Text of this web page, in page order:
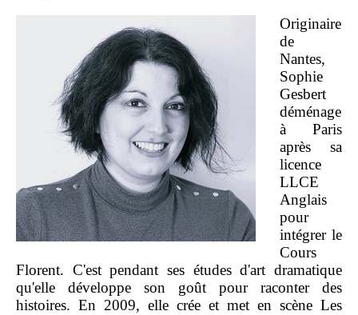
Originaire
de
Nantes,
Sophie
Gesbert
déménage
à Paris
après sa
licence
LLCE
Anglais
pour
intégrer le
Cours
Florent. C'est pendant ses études d'art dramatique
qu'elle développe son goût pour raconter des
histoires. En 2009, elle crée et met en scène Les